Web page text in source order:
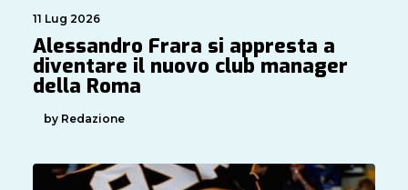
11 Lug 2026
Alessandro Frara si appresta a
diventare il nuovo club manager
della Roma
by Redazione